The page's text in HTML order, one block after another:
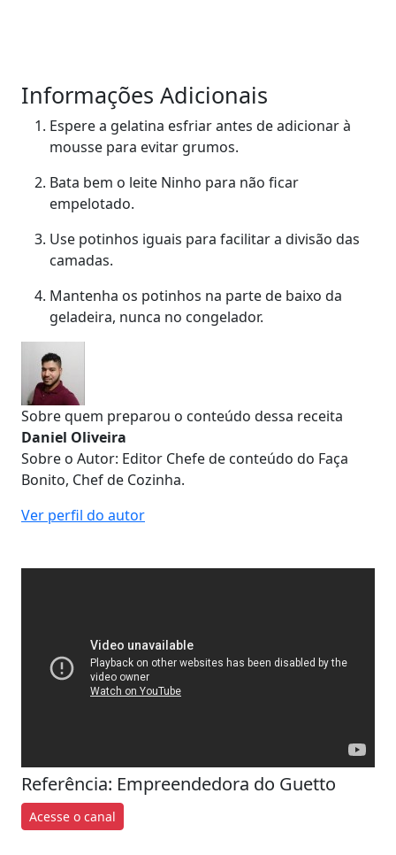
Informações Adicionais
Espere a gelatina esfriar antes de adicionar à
mousse para evitar grumos.
Bata bem o leite Ninho para não ficar
empelotado.
Use potinhos iguais para facilitar a divisão das
camadas.
Mantenha os potinhos na parte de baixo da
geladeira, nunca no congelador.
Sobre quem preparou o conteúdo dessa receita
Daniel Oliveira
Sobre o Autor: Editor Chefe de conteúdo do Faça
Bonito, Chef de Cozinha.
Ver perfil do autor
Referência: Empreendedora do Guetto
Acesse o canal